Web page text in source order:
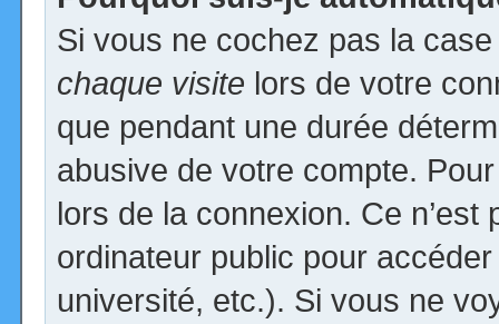
Si vous ne cochez pas la
chaque visite lors de votre
que pendant une durée
abusive de votre compte.
lors de la connexion. Ce
ordinateur public pour
université, etc.). Si vous ne